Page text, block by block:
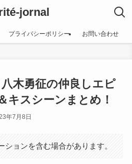
jornal
プライバシーポリシー お問い合わせ
木勇征の仲良しエピ
キスシーンまとめ！
年7月8日
ションを含む場合があります。